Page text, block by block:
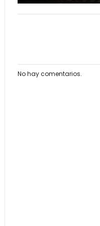
No hay comentarios.